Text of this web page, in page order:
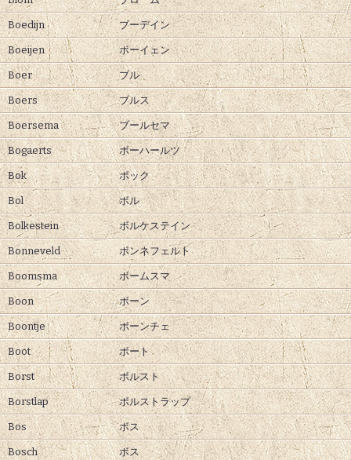
Boedijn ブーデイン
Boeijen ボーイェン
Boer ブル
Boers ブルス
Boersema ブールセマ
Bogaerts ボーハールツ
Bok ボック
Bol ボル
Bolkestein ボルケステイン
Bonneveld ボンネフェルト
Boomsma ボームスマ
Boon ボーン
Boontje ボーンチェ
Boot ボート
Borst ボルスト
Borstlap ボルストラップ
Bos ボス
Bosch ボス